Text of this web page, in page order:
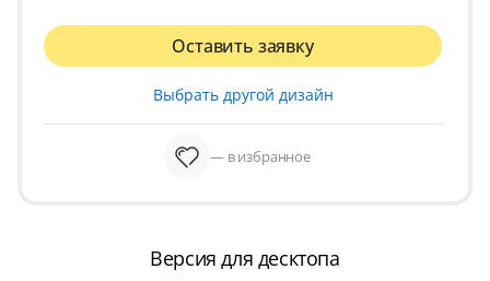
Оставить заявку
Выбрать другой дизайн
— в избранное
Версия для десктопа